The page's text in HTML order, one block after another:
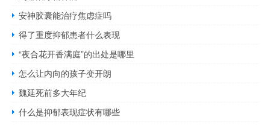
安神胶囊能治疗焦虑症吗
得了重度抑郁患者什么表现
“夜合花开香满庭”的出处是哪里
怎么让内向的孩子变开朗
魏延死前多大年纪
什么是抑郁表现症状有哪些